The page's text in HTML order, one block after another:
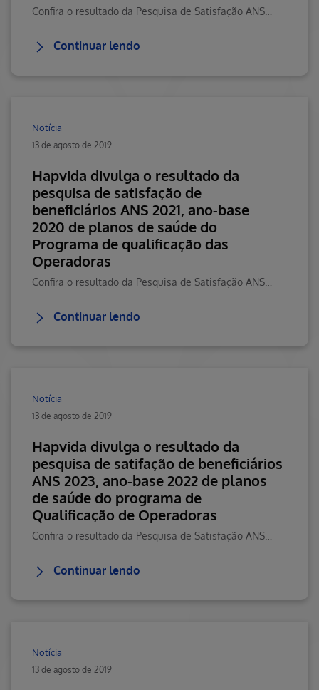
Continuar lendo
Notícia
13 de agosto de 2019
Hapvida divulga o resultado da
pesquisa de satisfação de
beneficiários ANS 2021, ano-base
2020 de planos de saúde do
Programa de qualificação das
Operadoras
Continuar lendo
Notícia
13 de agosto de 2019
Hapvida divulga o resultado da
pesquisa de satifação de beneficiários
ANS 2023, ano-base 2022 de planos
de saúde do programa de
Qualificação de Operadoras
Continuar lendo
Notícia
13 de agosto de 2019